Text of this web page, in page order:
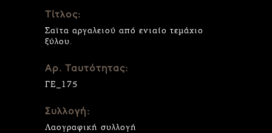
Τίτλος:
Σαϊτα αργαλειού από ενιαίο τεμάχιο
ξύλου.
Αρ. Ταυτότητας:
ΓΕ_175
Συλλογή:
Λαογραφική συλλογή